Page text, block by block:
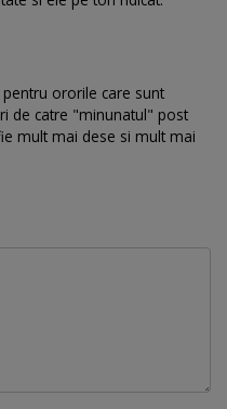
ororile care sunt
de catre "minunatul" post
mult mai dese si mult mai